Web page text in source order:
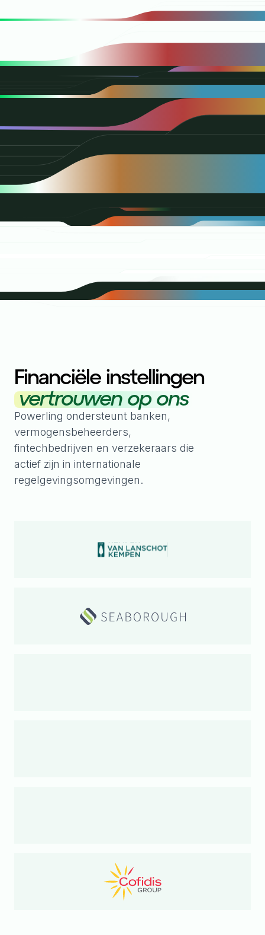
Financiële instellingen
vertrouwen op ons
Powerling ondersteunt banken,
vermogensbeheerders,
fintechbedrijven en verzekeraars die
actief zijn in internationale
regelgevingsomgevingen.